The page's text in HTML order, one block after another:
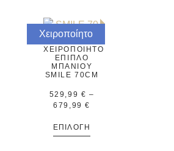
Χειροποίητο
ΧΕΙΡΟΠΟΊΗΤΟ
ΈΠΙΠΛΟ
ΜΠΆΝΙΟΥ
SMILE 70CM
529,99 € –
679,99€
ΕΠΙΛΟΓΉ